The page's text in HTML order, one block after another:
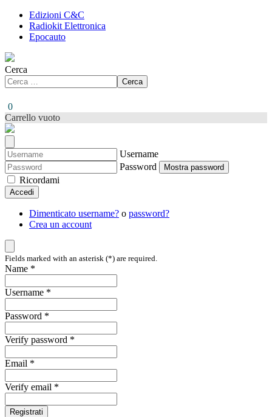
Edizioni C&C
Radiokit Elettronica
Epocauto
Cerca
Cerca
0
Carrello vuoto
Username
Password
Mostra password
Ricordami
Accedi
Dimenticato username? o password?
Crea un account
Fields marked with an asterisk (*) are required.
Name *
Username *
Password *
Verify password *
Email *
Verify email *
Registrati